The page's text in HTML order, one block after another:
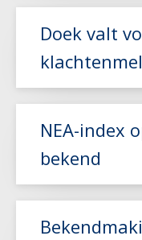
Doek valt
NEA-index
bekend